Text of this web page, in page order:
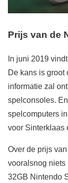
Prijs van de
In juni 2019
De kans is groot
informatie zal
spelconsoles.
spelcomputers
voor Sinterklaas
Over de prijs
vooralsnog niets
32GB Nintendo